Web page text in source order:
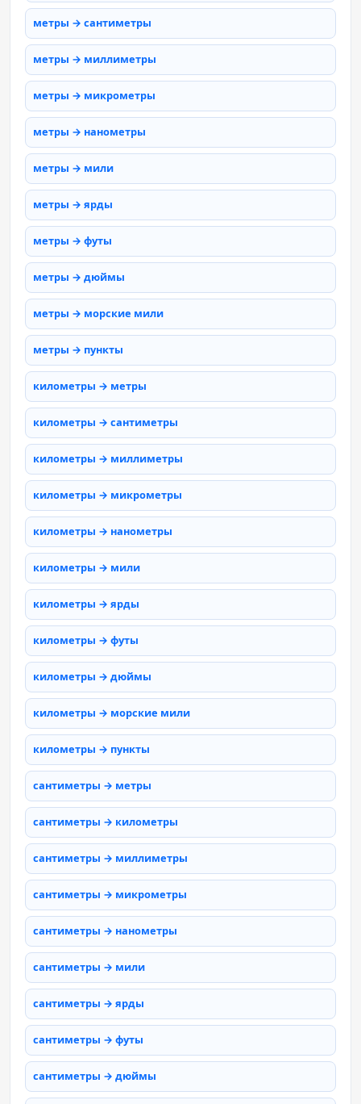
метры → сантиметры
метры → миллиметры
метры → микрометры
метры → нанометры
метры → мили
метры → ярды
метры → футы
метры → дюймы
метры → морские мили
метры → пункты
километры → метры
километры → сантиметры
километры → миллиметры
километры → микрометры
километры → нанометры
километры → мили
километры → ярды
километры → футы
километры → дюймы
километры → морские мили
километры → пункты
сантиметры → метры
сантиметры → километры
сантиметры → миллиметры
сантиметры → микрометры
сантиметры → нанометры
сантиметры → мили
сантиметры → ярды
сантиметры → футы
сантиметры → дюймы